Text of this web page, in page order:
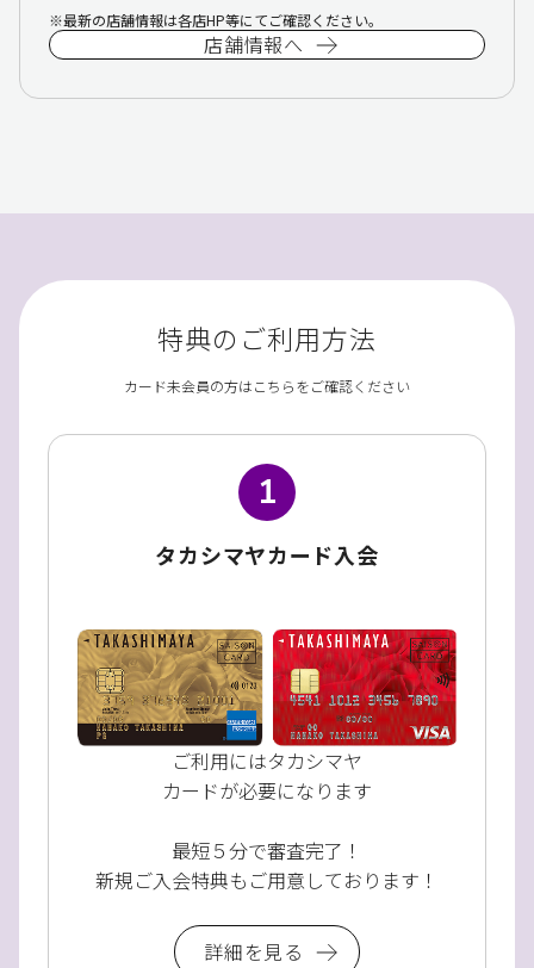
最新の店舗情報は各店HP等にてご確認ください。
店舗情報へ
特典のご利用方法
カード未会員の方はこちらをご確認ください
1
タカシマヤカード入会
ご利用にはタカシマヤ
カードが必要になります
最短５分で審査完了！
新規ご入会特典もご用意しております！
詳細を見る